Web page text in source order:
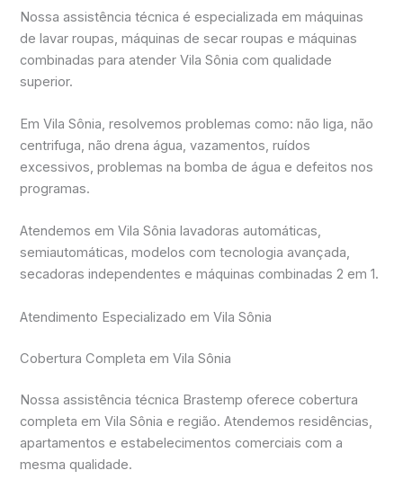
Nossa assistência técnica é especializada em máquinas
de lavar roupas, máquinas de secar roupas e máquinas
combinadas para atender Vila Sônia com qualidade
superior.
Em Vila Sônia, resolvemos problemas como: não liga, não
centrifuga, não drena água, vazamentos, ruídos
excessivos, problemas na bomba de água e defeitos nos
programas.
Atendemos em Vila Sônia lavadoras automáticas,
semiautomáticas, modelos com tecnologia avançada,
secadoras independentes e máquinas combinadas 2 em 1.
Atendimento Especializado em Vila Sônia
Cobertura Completa em Vila Sônia
Nossa assistência técnica Brastemp oferece cobertura
completa em Vila Sônia e região. Atendemos residências,
apartamentos e estabelecimentos comerciais com a
mesma qualidade.